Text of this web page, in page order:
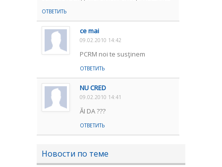
ОТВЕТИТЬ
ce mai
09.02.2010 14:42
PCRM noi te susţinem
ОТВЕТИТЬ
NU CRED
09.02.2010 14:41
ĂI DA ???
ОТВЕТИТЬ
Новости по теме